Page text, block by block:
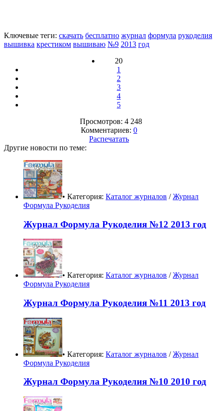
Ключевые теги: скачать бесплатно журнал формула рукоделия
вышивка крестиком вышиваю №9 2013 год
20
1
2
3
4
5
Просмотров: 4 248
Комментариев: 0
Распечатать
Другие новости по теме:
• Категория: Каталог журналов /Журнал
Формула Рукоделия
Журнал Формула Рукоделия №12 2013 год
• Категория: Каталог журналов /Журнал
Формула Рукоделия
Журнал Формула Рукоделия №11 2013 год
• Категория: Каталог журналов /Журнал
Формула Рукоделия
Журнал Формула Рукоделия №10 2010 год